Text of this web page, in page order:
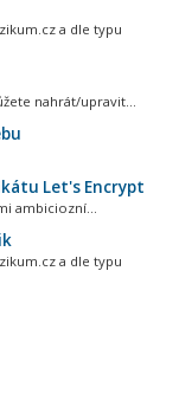
a dle typu
nahrát/upravit...
Let's Encrypt
ambiciozní...
a dle typu